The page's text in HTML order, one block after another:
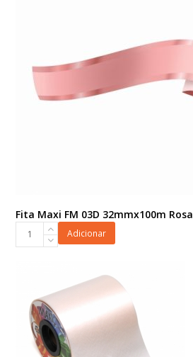
Fita Maxi FM 03D 32mmx100m Rosa
Fita
32mmx100m
Rosa
quantidade
Adicionar